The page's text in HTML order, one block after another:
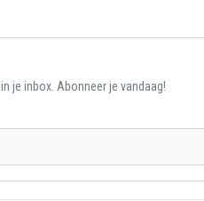
je inbox. Abonneer je vandaag!